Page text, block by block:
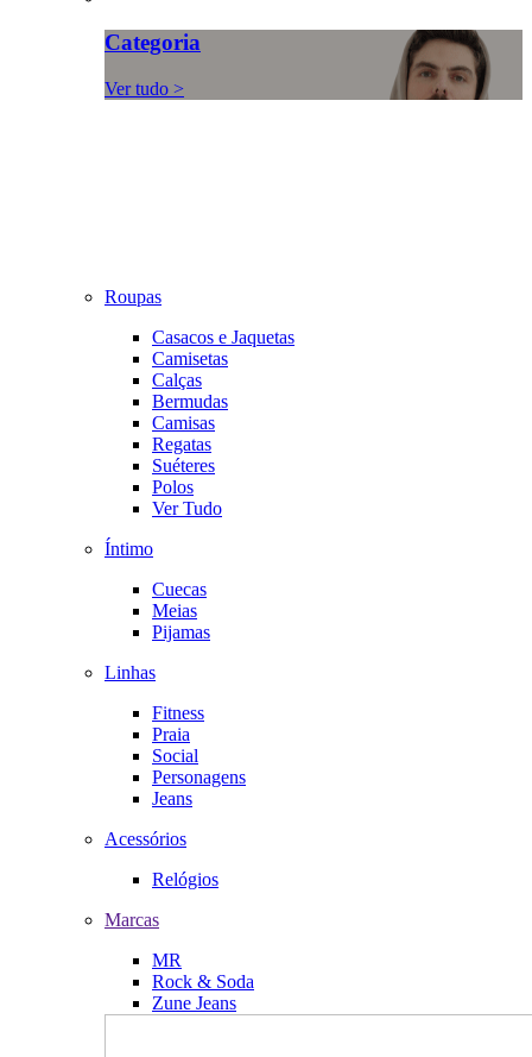
Categoria
Ver tudo >
Roupas
Casacos e Jaquetas
Camisetas
Calças
Bermudas
Camisas
Regatas
Suéteres
Polos
Ver Tudo
Íntimo
Cuecas
Meias
Pijamas
Linhas
Fitness
Praia
Social
Personagens
Jeans
Acessórios
Relógios
Marcas
MR
Rock & Soda
Zune Jeans